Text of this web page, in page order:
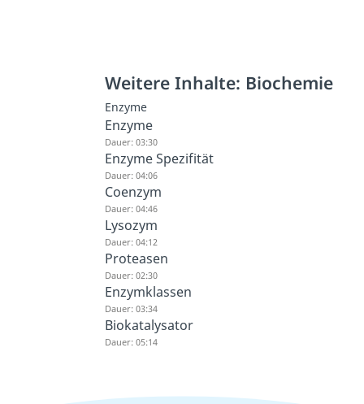
Weitere Inhalte: Biochemie
Enzyme
Enzyme
Dauer: 03:30
Enzyme Spezifität
Dauer: 04:06
Coenzym
Dauer: 04:46
Lysozym
Dauer: 04:12
Proteasen
Dauer: 02:30
Enzymklassen
Dauer: 03:34
Biokatalysator
Dauer: 05:14